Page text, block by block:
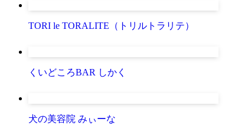
TORI le TORALITE（トリルトラリテ）
くいどころBAR しかく
犬の美容院 みぃーな